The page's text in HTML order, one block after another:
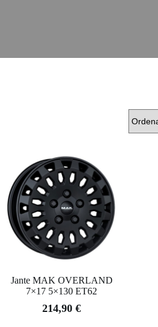
Jante MAK OVERLAND
7×17 5×130 ET62
214,90€